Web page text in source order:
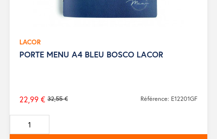
LACOR
PORTE MENU A4 BLEU BOSCO LACOR
Prix
de
base
32,55 €
22,99 € Référence: E12201GF